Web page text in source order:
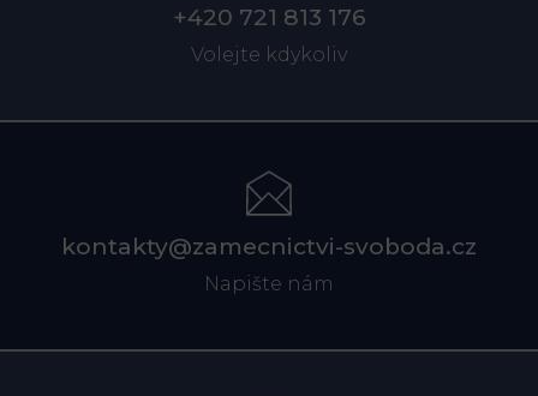
+420 721 813 176
Volejte kdykoliv
kontakty@zamecnictvi-svoboda.cz
Napište nám